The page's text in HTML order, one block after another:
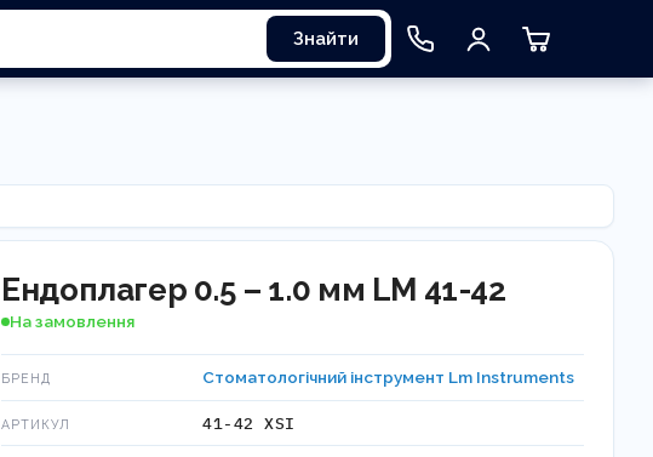
Знайти
Ендоплагер 0.5 – 1.0 мм LM 41-42
На замовлення
БРЕНД Стоматологічний інструмент Lm Instruments
АРТИКУЛ 41-42 XSI